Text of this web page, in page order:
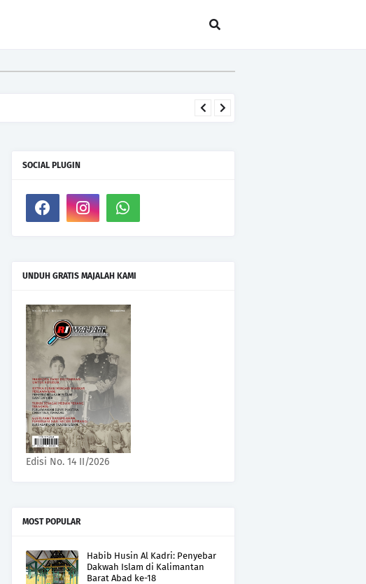
SOCIAL PLUGIN
UNDUH GRATIS MAJALAH KAMI
Edisi No. 14 II/2026
MOST POPULAR
Habib Husin Al Kadri: Penyebar
Dakwah Islam di Kalimantan
Barat Abad ke-18